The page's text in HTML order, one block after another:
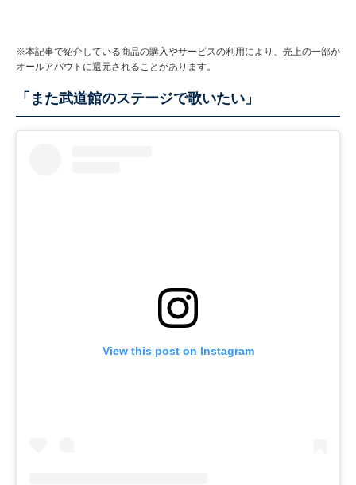
※本記事で紹介している商品の購入やサービスの利用により、売上の一部が
オールアバウトに還元されることがあります。
「また武道館のステージで歌いたい」
View this post on Instagram